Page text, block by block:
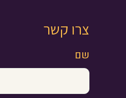
צרו קשר
שם